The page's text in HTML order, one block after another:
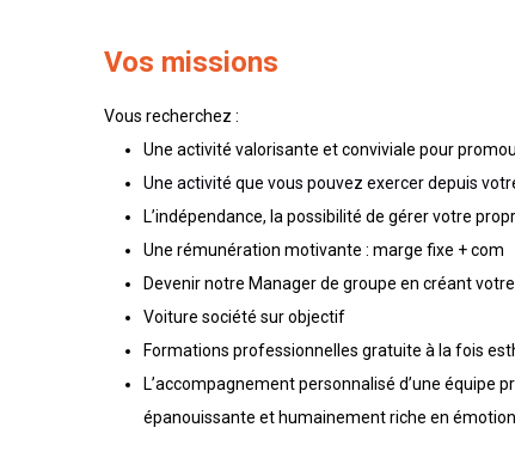
Vos missions
Vous recherchez :
Une activité valorisante et conviviale pour
Une activité que vous pouvez exercer depuis
L’indépendance, la possibilité de gérer votre
Une rémunération motivante : marge fixe + com
Devenir notre Manager de groupe en créant
Voiture société sur objectif
Formations professionnelles gratuite à la fois
L’accompagnement personnalisé d’une équipe
épanouissante et humainement riche en